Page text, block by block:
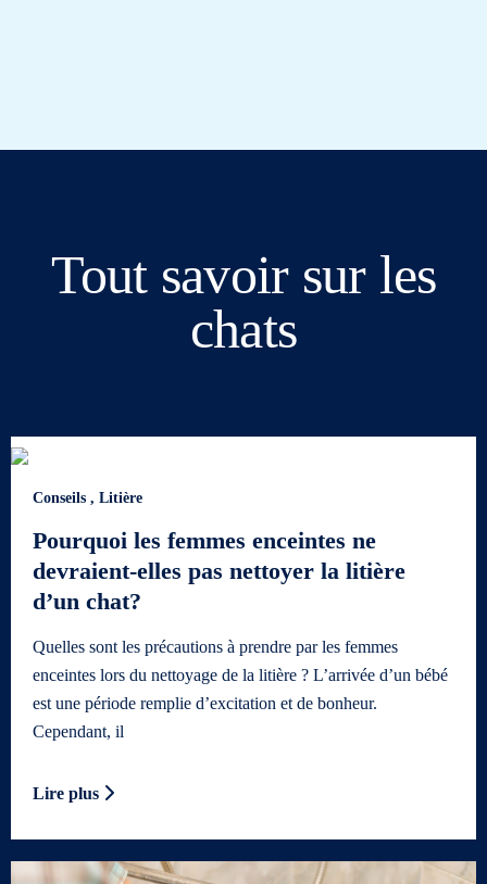
Tout savoir sur les
chats
Conseils , Litière
Pourquoi les femmes enceintes ne
devraient-elles pas nettoyer la litière
d’un chat?
Quelles sont les précautions à prendre par les femmes
enceintes lors du nettoyage de la litière ? L’arrivée d’un bébé
est une période remplie d’excitation et de bonheur.
Cependant, il
Lire plus